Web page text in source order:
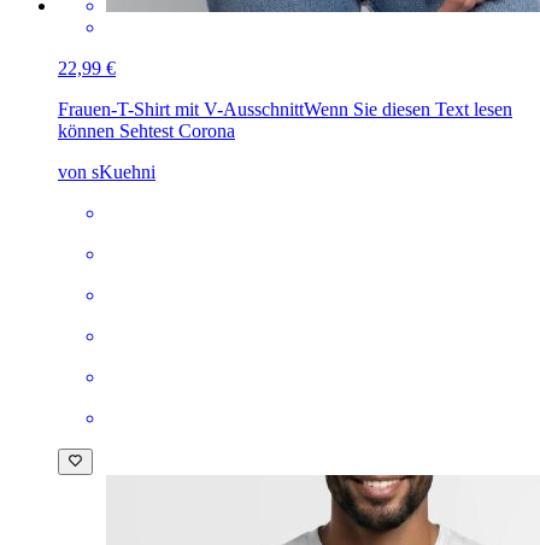
22,99 €
Frauen-T-Shirt mit V-AusschnittWenn Sie diesen Text lesen
können Sehtest Corona
von sKuehni